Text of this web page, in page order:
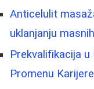
Anticelulit
uklanjanju
Prekvalifikacija
Promenu Karijere